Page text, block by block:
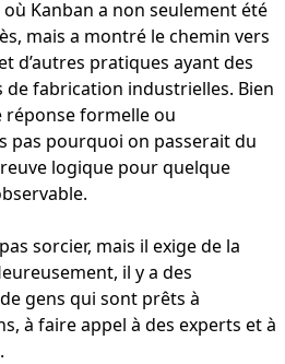
Kanban a non seulement été
mais a montré le chemin vers
d’autres pratiques ayant des
de fabrication industrielles. Bien
réponse formelle ou
pas pourquoi on passerait du
logique pour quelque
sorcier, mais il exige de la
il y a des
gens qui sont prêts à
à faire appel à des experts et à